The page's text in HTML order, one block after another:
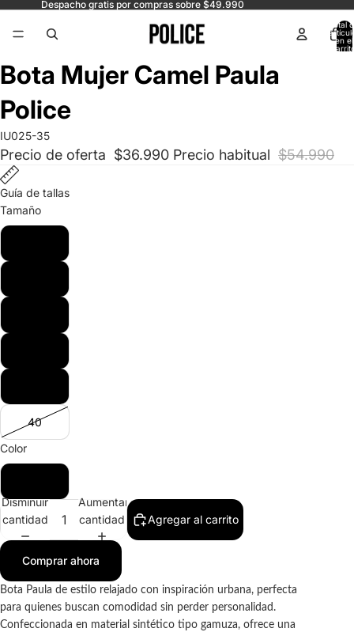
Despacho gratis por compras sobre $49.990
Total
en el
Abrir
imagen
a
pantalla
completa
Abrir
imagen
a
pantalla
completa
Abrir
imagen
a
pantalla
completa
Abrir
imagen
a
pantalla
completa
Bota Mujer Camel Paula
Police
IU025-35
Precio de oferta $36.990 Precio habitual $54.990
Guía de tallas
Tamaño
40
Color
Disminuir
cantidad
Aumentar
cantidad
Agregar al carrito
Comprar ahora
Bota Paula de estilo relajado con inspiración urbana, perfecta
para quienes buscan comodidad sin perder personalidad.
Confeccionada en material sintético tipo gamuza, ofrece una